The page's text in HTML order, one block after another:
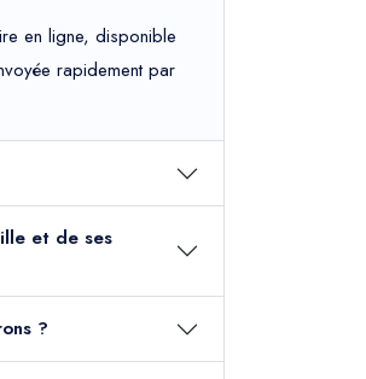
en ligne, disponible
rapidement par
et de ses
?